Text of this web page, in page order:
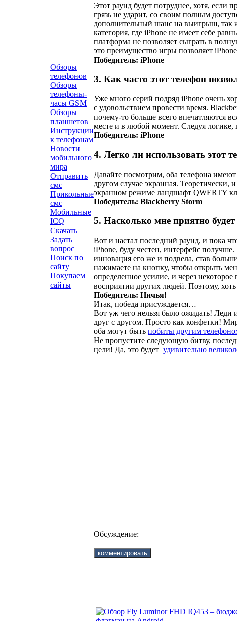
Обзоры
телефонов
Обзоры
телефоны-
часы GSM
Обзоры
планшетов
Инструкции
к телефонам
Новости
мобильного
мира
Отправить
смс
Прикольные
смс
Мобильные
ICQ
Скачать
Задать
вопрос
Поиск по
сайту
Покупаем
сайты
Этот раунд будет потруднее, хотя, если
грязь не ударит, со своим полным
дополнительный шанс на выигрыш, так
категория, где iPhone не имеет себе
платформа не позволяет сыграть в
это преимущество игры позволяет
Победитель: iPhone
3. Как часто этот телефон
Уже много серий подряд iPhone очень
с удовольствием провести время.
почему-то больше всего впечатляются
месте и в любой момент. Следуя логике,
Победитель: iPhone
4. Легко ли использовать этот
Давайте посмотрим, оба телефона
другом случае экранная. Теоретически,
экранном режиме ландшафт QWERTY
Победитель: Blackberry Storm
5. Насколько мне приятно
Вот и настал последний раунд, и пока
iPhone, буду честен, интерфейс
инновация его же и подвела, став
нажимаете на кнопку, чтобы открыть
определенное усилие, и через
восприятии других людей. Поэтому,
Победитель: Ничья!
Итак, победа присуждается…
Вот уж чего нельзя было ожидать! Леди
друг с другом. Просто как конфетки!
оба могут быть побиты другим
Не пропустите следующую битву,
цели! Да, это будет удивительно
Обсуждение: